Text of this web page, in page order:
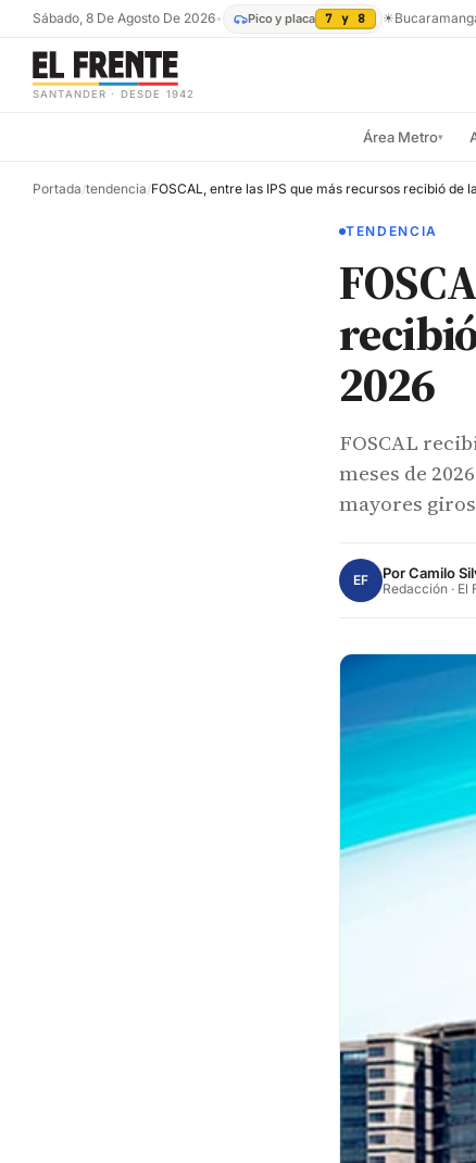
Sábado, 8 De Agosto De 2026• Pico y placa 7 y 8 ☀
SANTANDER · DESDE 1942
Área Metro▾
Portada/tendencia/
TENDENCIA
2026
FOSCAL
meses de
mayores
EF PorCamilo
Redacción · El